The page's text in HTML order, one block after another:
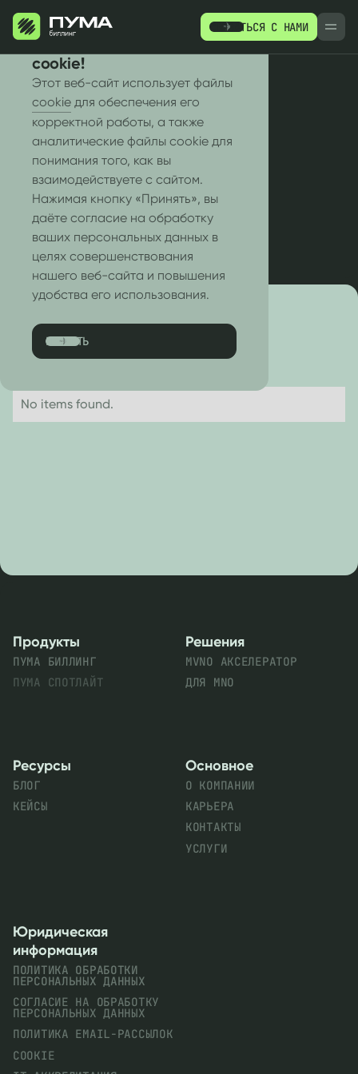
СВЯЗАТЬСЯ С НАМИ
РУ EN
Мы используем файлы
cookie!
Этот веб-сайт использует файлы
cookie для обеспечения его
корректной работы, а также
аналитические файлы cookie для
понимания того, как вы
взаимодействуете с сайтом.
Нажимая кнопку «Принять», вы
даёте согласие на обработку
ваших персональных данных в
целях совершенствования
нашего веб-сайта и повышения
удобства его использования.
ПРИНЯТЬ
ВСЕ СТАТЬИ
Анонс
No items found.
Продукты
ПУМА БИЛЛИНГ
ПУМА СПОТЛАЙТ
Решения
MVNO АКСЕЛЕРАТОР
ДЛЯ MNO
Ресурсы
БЛОГ
КЕЙСЫ
Основное
О КОМПАНИИ
КАРЬЕРА
КОНТАКТЫ
УСЛУГИ
Юридическая
информация
ПОЛИТИКА ОБРАБОТКИ
ПЕРСОНАЛЬНЫХ ДАННЫХ
СОГЛАСИЕ НА ОБРАБОТКУ
ПЕРСОНАЛЬНЫХ ДАННЫХ
ПОЛИТИКА EMAIL-РАССЫЛОК
COOKIE